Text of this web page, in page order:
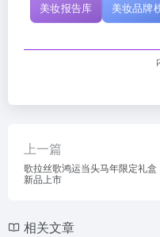
美妆报告库 美妆品牌
上一篇
歌拉丝歌鸿运当头马年限定礼盒
新品上市
相关文章